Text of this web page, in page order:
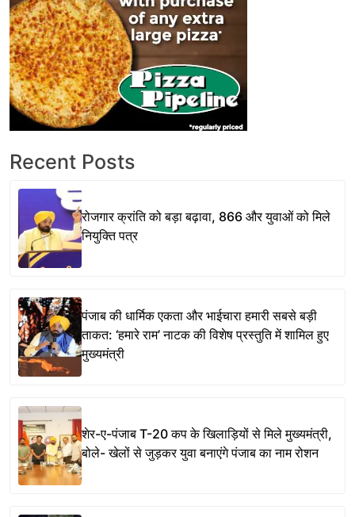
Recent Posts
रोजगार क्रांति को बड़ा बढ़ावा, 866 और युवाओं को मिले
नियुक्ति पत्र
पंजाब की धार्मिक एकता और भाईचारा हमारी सबसे बड़ी
ताकत: ‘हमारे राम’ नाटक की विशेष प्रस्तुति में शामिल हुए
मुख्यमंत्री
शेर-ए-पंजाब T-20 कप के खिलाड़ियों से मिले मुख्यमंत्री,
बोले- खेलों से जुड़कर युवा बनाएंगे पंजाब का नाम रोशन